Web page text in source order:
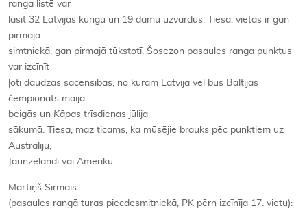
ranga listē var
lasīt 32 Latvijas kungu un 19 dāmu uzvārdus. Tiesa, vietas ir gan
pirmajā
simtniekā, gan pirmajā tūkstotī. Šosezon pasaules ranga punktus
var izcīnīt
ļoti daudzās sacensībās, no kurām Latvijā vēl būs Baltijas
čempionāts maija
beigās un Kāpas trīsdienas jūlija
sākumā. Tiesa, maz ticams, ka mūsējie brauks pēc punktiem uz
Austrāliju,
Jaunzēlandi vai Ameriku.
Mārtiņš Sirmais
(pasaules rangā turas piecdesmitniekā, PK pērn izcīnīja 17. vietu):